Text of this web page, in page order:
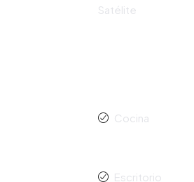
Satélite
Cocina
Escritorio